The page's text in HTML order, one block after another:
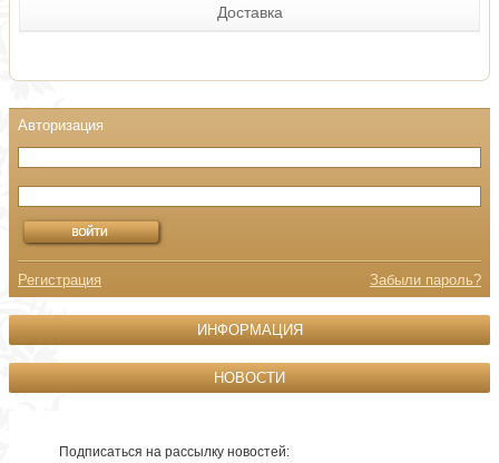
Доставка
Регистрация Забыли пароль?
ИНФОРМАЦИЯ
НОВОСТИ
Подписаться на рассылку новостей: